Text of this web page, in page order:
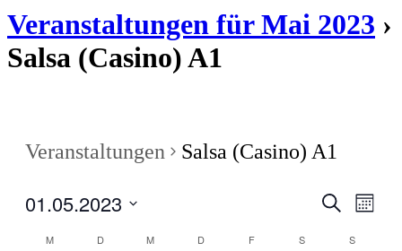
Veranstaltungen für Mai 2023 ›
Salsa (Casino) A1
Veranstaltungen Salsa (Casino) A1
Suche
Monat
01.05.2023
wählen.
Kalender
M D M D F S S